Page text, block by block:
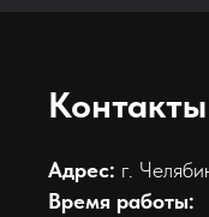
Контакты
Адрес: г.
Время работы: